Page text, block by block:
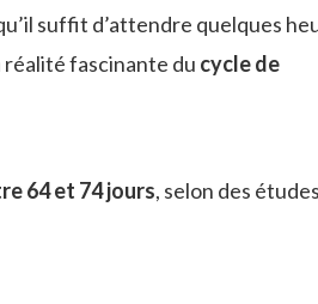
suffit d’attendre quelques
fascinante du cycle de
64 et 74 jours, selon des